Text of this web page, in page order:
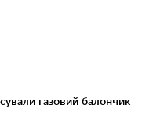
газовий балончик